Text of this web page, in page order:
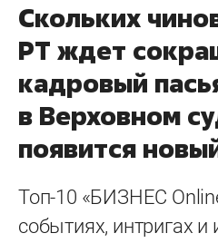
Скольких
РТ ждет
кадровый
в Верховном
появится
Топ-10 «БИЗНЕС
событиях, интригах и